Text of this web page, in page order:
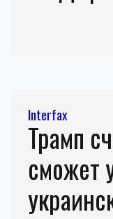
Interfax
Трамп
сможет